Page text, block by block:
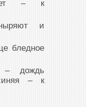
– к
и
бледное
– дождь
– к